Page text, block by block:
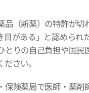
品（新薬）の特許が
がある」と認めら
りの自己負担や国
さい。
険薬局で医師・薬